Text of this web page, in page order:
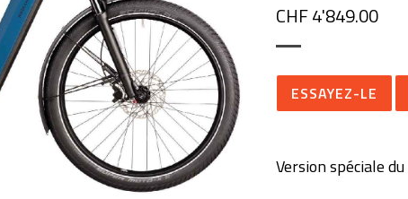
CHF 4'849.00
ESSAYEZ-LE
Version spéciale